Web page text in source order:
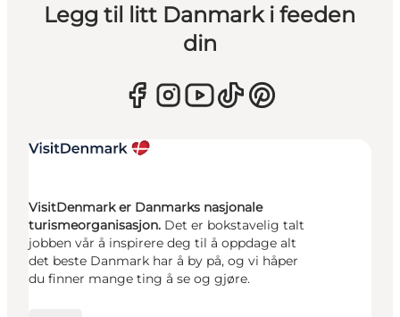
Legg til litt Danmark i feeden
din
VisitDenmark er Danmarks nasjonale
turismeorganisasjon. Det er bokstavelig talt
jobben vår å inspirere deg til å oppdage alt
det beste Danmark har å by på, og vi håper
du finner mange ting å se og gjøre.